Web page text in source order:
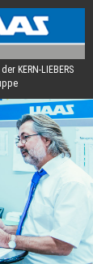
KERN-LIEBERS